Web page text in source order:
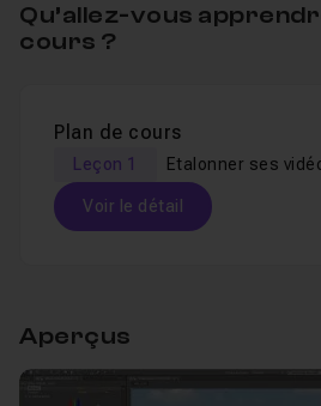
Mode de
Les métrages sont fournis avec
puissiez suivre exactement les
D'autrestutossont disponibles
Effects.
Qu’allez-vous
cours ?
Plan de cours
Leçon 1 Etalonner ses
Voir le détail
Aperçus